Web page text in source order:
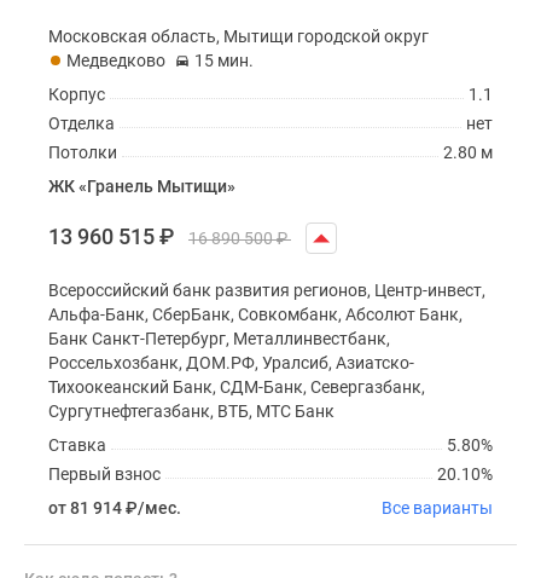
Московская область, Мытищи городской округ
Медведково
15 мин.
1.1
Корпус
нет
Отделка
2.80 м
Потолки
ЖК «Гранель Мытищи»
13 960 515₽ 16 890 500₽
Всероссийский банк развития регионов, Центр-инвест,
Альфа-Банк, СберБанк, Совкомбанк, Абсолют Банк,
Банк Санкт-Петербург, Металлинвестбанк,
Россельхозбанк, ДОМ.РФ, Уралсиб, Азиатско-
Тихоокеанский Банк, СДМ-Банк, Севергазбанк,
Сургутнефтегазбанк, ВТБ, МТС Банк
5.80%
Ставка
20.10%
Первый взнос
от 81 914₽/мес. Все варианты